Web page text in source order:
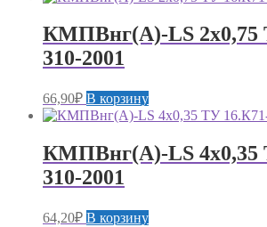
КМПВнг(А)-LS 2х0,75
310-2001
66,90₽ В корзину
КМПВнг(А)-LS 4х0,35
310-2001
64,20₽ В корзину